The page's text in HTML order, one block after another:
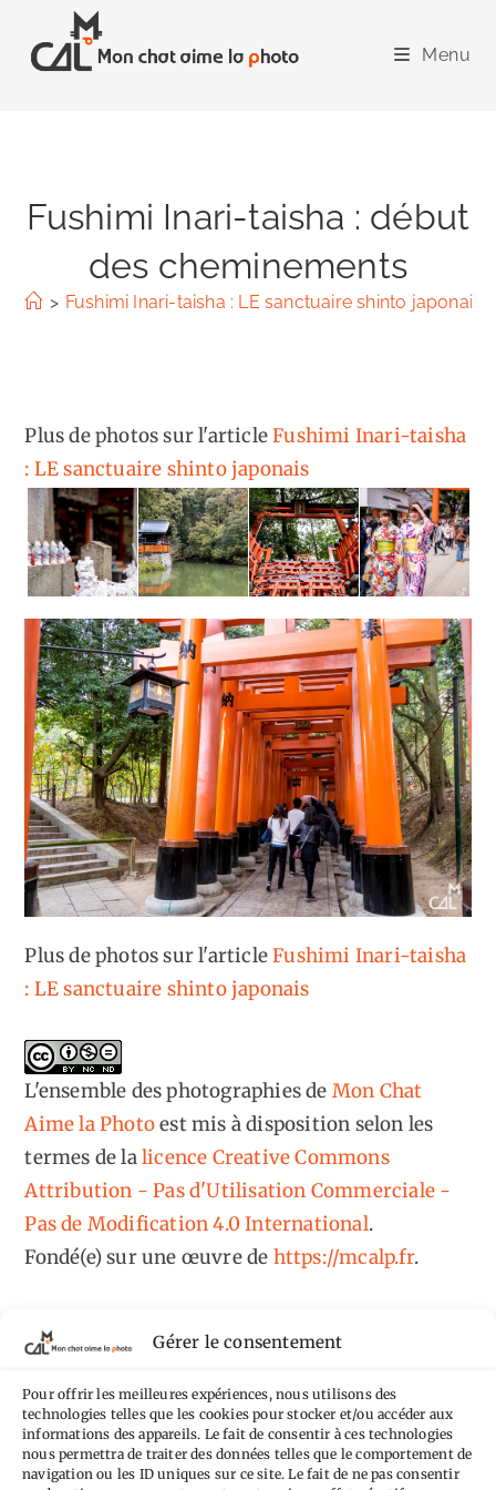
Gérer le consentement
Pour offrir les meilleures expériences, nous utilisons des
technologies telles que les cookies pour stocker et/ou accéder aux
informations des appareils. Le fait de consentir à ces technologies
nous permettra de traiter des données telles que le comportement de
navigation ou les ID uniques sur ce site. Le fait de ne pas consentir
content
Menu
Fushimi Inari-taisha : début
des cheminements
> Fushimi Inari-taisha : LE sanctuaire shinto japonais
Plus de photos sur l'articleFushimi Inari-taisha
: LE sanctuaire shinto japonais
Plus de photos sur l'articleFushimi Inari-taisha
: LE sanctuaire shinto japonais
L'ensemble des photographiesde Mon Chat
Aime la Photoest mis à disposition selon les
termes de lalicence Creative Commons
Attribution - Pas d'Utilisation Commerciale -
Pas de Modification 4.0 International.
Fondé(e) sur une œuvre de https://mcalp.fr.
Tags
AilleursAimez-vous bordelAllemagne Andorre